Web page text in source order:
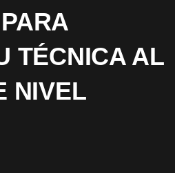
TÉCNICA AL
NIVEL